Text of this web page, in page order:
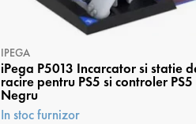
IPEGA
iPega P5013 Incarcator si statie
racire pentru PS5 si controler PS5
Negru
In stoc furnizor